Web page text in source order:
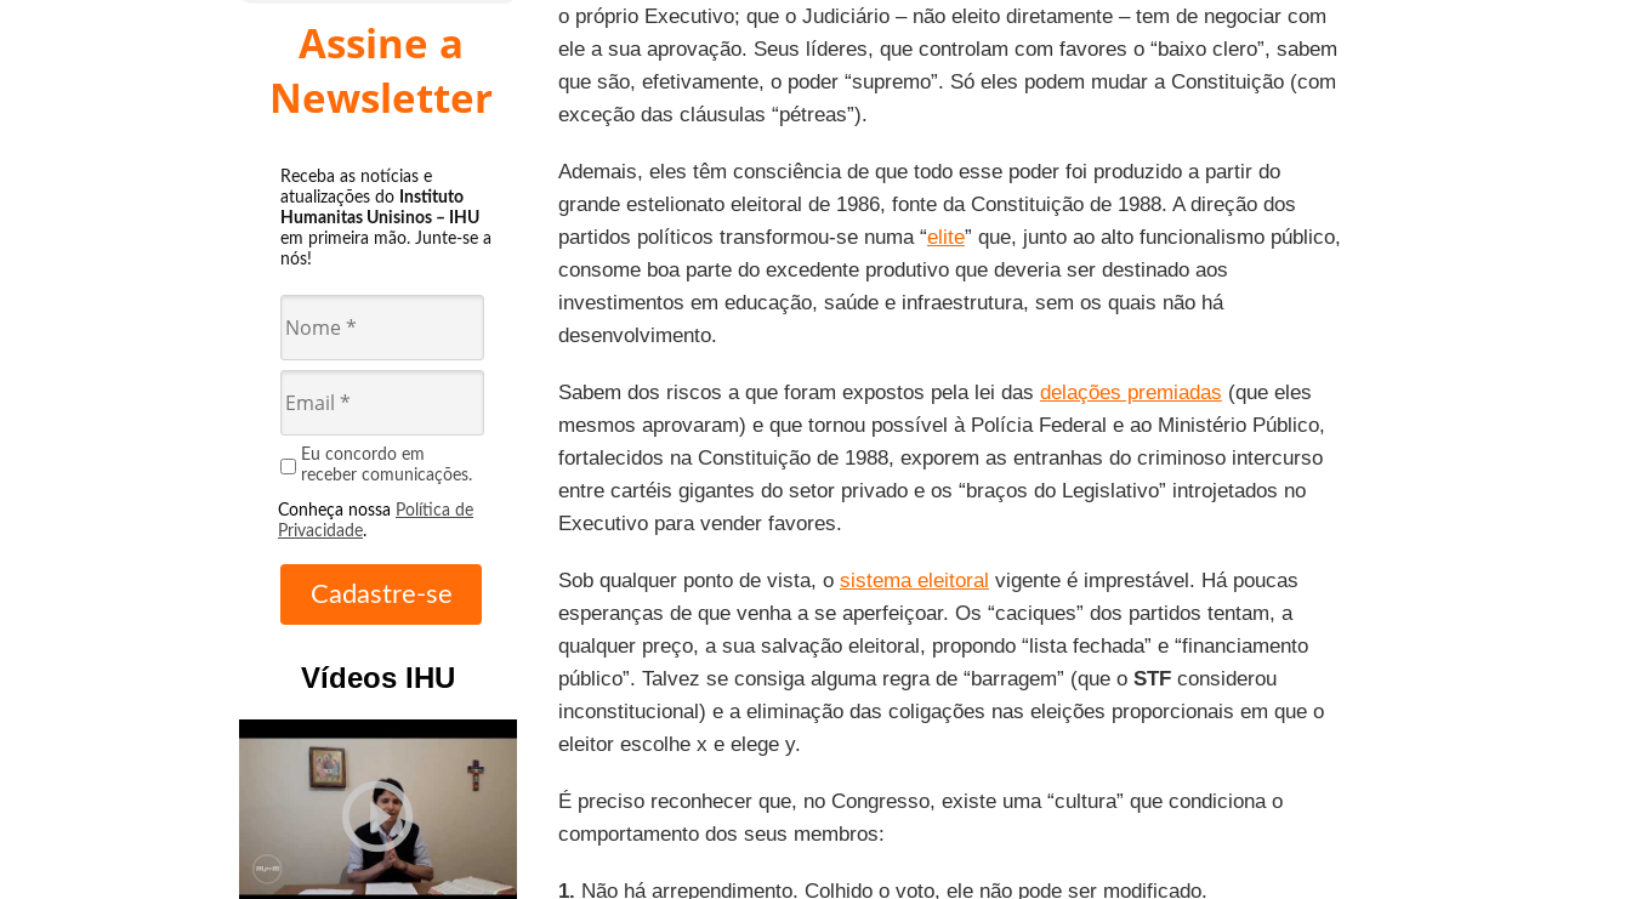
Assine a
Newsletter
Receba as notícias e
atualizações do Instituto
Humanitas Unisinos – IHU
em primeira mão. Junte-se a
nós!
Eu concordo em
receber comunicações.
Conheça nossa Política de
Privacidade.
Vídeos IHU
play_circle_outline
o próprio Executivo; que o Judiciário – não eleito diretamente – tem de negociar com
ele a sua aprovação. Seus líderes, que controlam com favores o “baixo clero”, sabem
que são, efetivamente, o poder “supremo”. Só eles podem mudar a Constituição (com
exceção das cláusulas “pétreas”).
Ademais, eles têm consciência de que todo esse poder foi produzido a partir do
grande estelionato eleitoral de 1986, fonte da Constituição de 1988. A direção dos
partidos políticos transformou-se numa “elite” que, junto ao alto funcionalismo público,
consome boa parte do excedente produtivo que deveria ser destinado aos
investimentos em educação, saúde e infraestrutura, sem os quais não há
desenvolvimento.
Sabem dos riscos a que foram expostos pela lei das delações premiadas (que eles
mesmos aprovaram) e que tornou possível à Polícia Federal e ao Ministério Público,
fortalecidos na Constituição de 1988, exporem as entranhas do criminoso intercurso
entre cartéis gigantes do setor privado e os “braços do Legislativo” introjetados no
Executivo para vender favores.
Sob qualquer ponto de vista, o sistema eleitoral vigente é imprestável. Há poucas
esperanças de que venha a se aperfeiçoar. Os “caciques” dos partidos tentam, a
qualquer preço, a sua salvação eleitoral, propondo “lista fechada” e “financiamento
público”. Talvez se consiga alguma regra de “barragem” (que o STFconsiderou
inconstitucional) e a eliminação das coligações nas eleições proporcionais em que o
eleitor escolhe x e elege y.
É preciso reconhecer que, no Congresso, existe uma “cultura” que condiciona o
comportamento dos seus membros:
1. Não há arrependimento. Colhido o voto, ele não pode ser modificado.